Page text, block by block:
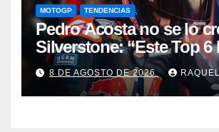
MOTOGP TENDENCIAS
Pedro Acosta no se lo
Silverstone: “Este Top 6
una sorpresa”
8 DE AGOSTO DE 2026